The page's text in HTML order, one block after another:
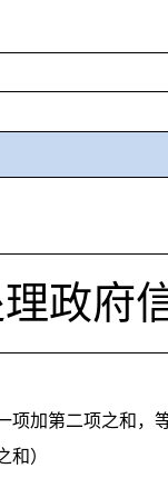
政府
项加第二项之和，
和）